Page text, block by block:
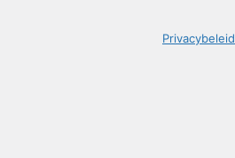
Privacybeleid